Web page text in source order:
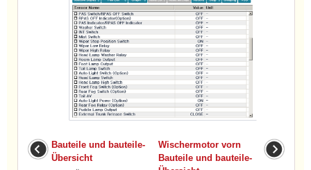
Bauteile und bauteile-
Übersicht
Wischermotor vorn
Bauteile und bauteile-